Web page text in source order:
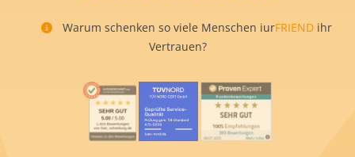
Warum schenken so viele Menschen iurFRIEND ihr
Vertrauen?